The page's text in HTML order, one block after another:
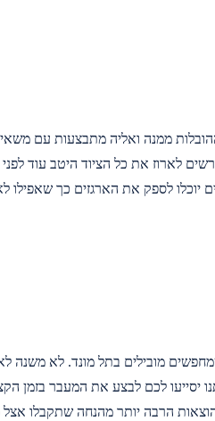
ממנה ואליה מתבצעות עם
לארוז את כל הציוד היטב עוד
יוכלו לספק את הארגזים כך שאפילו
מובילים בתל מונד. לא משנה
יסייעו לכם לבצע את המעבר בזמן
הרבה יותר מהנחה שתקבלו אצל